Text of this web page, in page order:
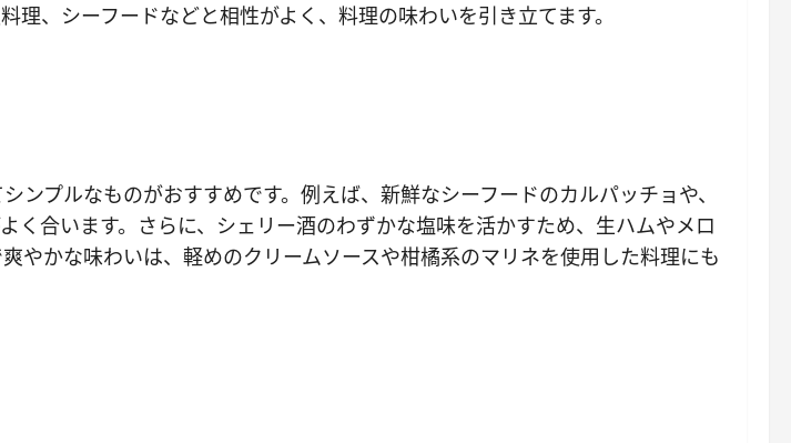
、シーフードなどと相性がよく、料理の味わいを引き立てます。
ンプルなものがおすすめです。例えば、新鮮なシーフードのカルパッチョや、
く合います。さらに、シェリー酒のわずかな塩味を活かすため、生ハムやメロ
やかな味わいは、軽めのクリームソースや柑橘系のマリネを使用した料理にも